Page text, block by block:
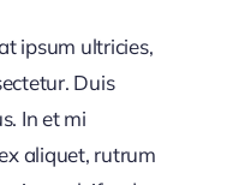
ipsum ultricies,
Duis
In et mi
aliquet, rutrum